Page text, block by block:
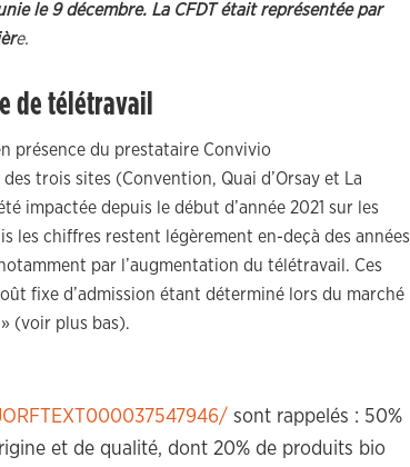
le 9 décembre. La CFDT était représentée par
e.
de télétravail
présence du prestataire Convivio
trois sites (Convention, Quai d’Orsay et La
impactée depuis le début d’année 2021 sur les
les chiffres restent légèrement en-deçà des années
par l’augmentation du télétravail. Ces
fixe d’admission étant déterminé lors du marché
(voir plus bas).
sont rappelés : 50%
et de qualité, dont 20% de produits bio